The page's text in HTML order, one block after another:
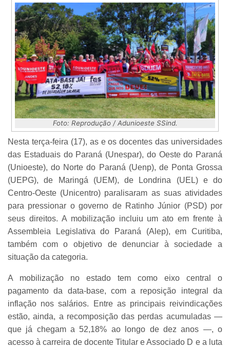
Foto: Reprodução / Adunioeste SSind.
Nesta terça-feira (17), as e os docentes das universidades
das Estaduais do Paraná (Unespar), do Oeste do Paraná
(Unioeste), do Norte do Paraná (Uenp), de Ponta Grossa
(UEPG), de Maringá (UEM), de Londrina (UEL) e do
Centro-Oeste (Unicentro) paralisaram as suas atividades
para pressionar o governo de Ratinho Júnior (PSD) por
seus direitos. A mobilização incluiu um ato em frente à
Assembleia Legislativa do Paraná (Alep), em Curitiba,
também com o objetivo de denunciar à sociedade a
situação da categoria.
A mobilização no estado tem como eixo central o
pagamento da data-base, com a reposição integral da
inflação nos salários. Entre as principais reivindicações
estão, ainda, a recomposição das perdas acumuladas —
que já chegam a 52,18% ao longo de dez anos —, o
acesso à carreira de docente Titular e Associado D e a luta